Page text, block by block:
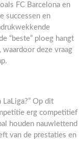
FC Barcelona en
successen en
“beste” ploeg hangt
deze vraag
Op dit
erg competitief
houden nauwlettend
van de prestaties en